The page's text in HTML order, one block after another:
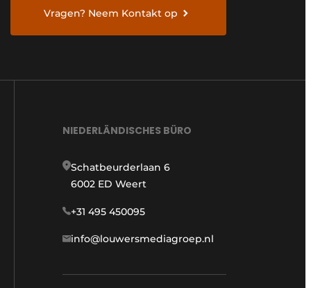
Vragen? Neem Kontakt op
NIEDERLÄNDISCHES BÜRO
Schatbeurderlaan 6
6002 ED Weert
+31 495 450095
info@louwersmediagroep.nl